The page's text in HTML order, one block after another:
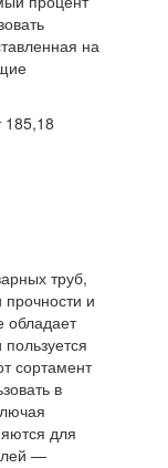
на
185,18
труб,
и
обладает
сортамент
в
для
—